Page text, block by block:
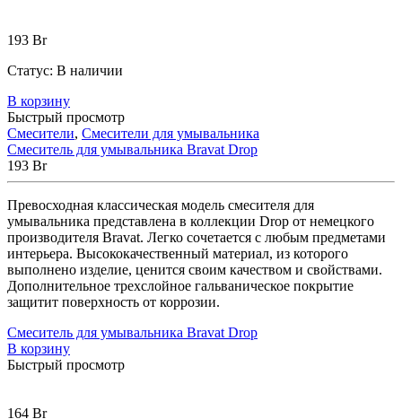
193 Br
Статус: В наличии
В корзину
Быстрый просмотр
Смесители, Смесители для умывальника
Смеситель для умывальника Bravat Drop
193 Br
Превосходная классическая модель смесителя для
умывальника представлена в коллекции Drop от немецкого
производителя Bravat. Легко сочетается с любым предметами
интерьера. Высококачественный материал, из которого
выполнено изделие, ценится своим качеством и свойствами.
Дополнительное трехслойное гальваническое покрытие
защитит поверхность от коррозии.
Смеситель для умывальника Bravat Drop
В корзину
Быстрый просмотр
164 Br